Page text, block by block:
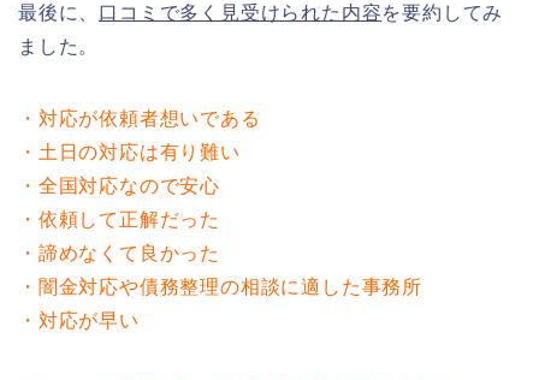
最後に、 口コミで多く見受けられた内容を要約してみ
ました。
・対応が依頼者想いである
・土日の対応は有り難い
・全国対応なので安心
・依頼して正解だった
・諦めなくて良かった
・闇金対応や債務整理の相談に適した事務所
・対応が早い